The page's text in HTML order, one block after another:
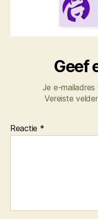
Geef
Je e-
Vereiste
Reactie *